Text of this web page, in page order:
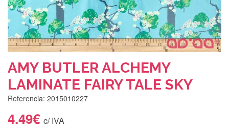
AMY BUTLER ALCHEMY
LAMINATE FAIRY TALE SKY
Referencia: 2015010227
4.49€ c/ IVA